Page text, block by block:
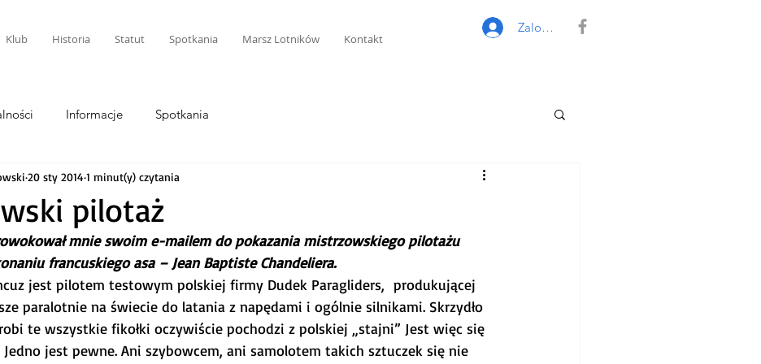
Klub Historia Statut Spotkania Marsz Lotników Kontakt
Zaloguj się
Informacje Spotkania
pilotaż
20 sty 2014 1 minut(y) czytania
mnie swoim e-mailem do pokazania mistrzowskiego pilotażu
francuskiego asa – Jean Baptiste Chandeliera.
jest pilotem testowym polskiej firmy Dudek Paragliders,  produkującej
paralotnie na świecie do latania z napędami i ogólnie silnikami. Skrzydło
te wszystkie fikołki oczywiście pochodzi z polskiej „stajni” Jest więc się
jest pewne. Ani szybowcem, ani samolotem takich sztuczek się nie